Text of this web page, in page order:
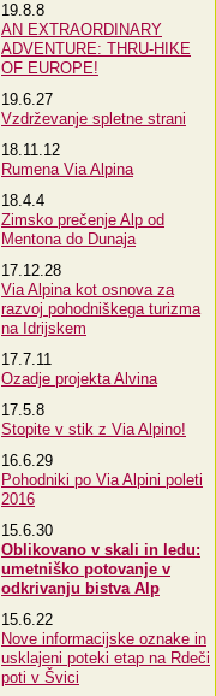
19.8.8
AN EXTRAORDINARY
ADVENTURE: THRU-HIKE
OF EUROPE!
19.6.27
Vzdrževanje spletne strani
18.11.12
Rumena Via Alpina
18.4.4
Zimsko prečenje Alp od
Mentona do Dunaja
17.12.28
Via Alpina kot osnova za
razvoj pohodniškega turizma
na Idrijskem
17.7.11
Ozadje projekta Alvina
17.5.8
Stopite v stik z Via Alpino!
16.6.29
Pohodniki po Via Alpini poleti
2016
15.6.30
Oblikovano v skali in ledu:
umetniško potovanje v
odkrivanju bistva Alp
15.6.22
Nove informacijske oznake in
usklajeni poteki etap na Rdeči
poti v Švici